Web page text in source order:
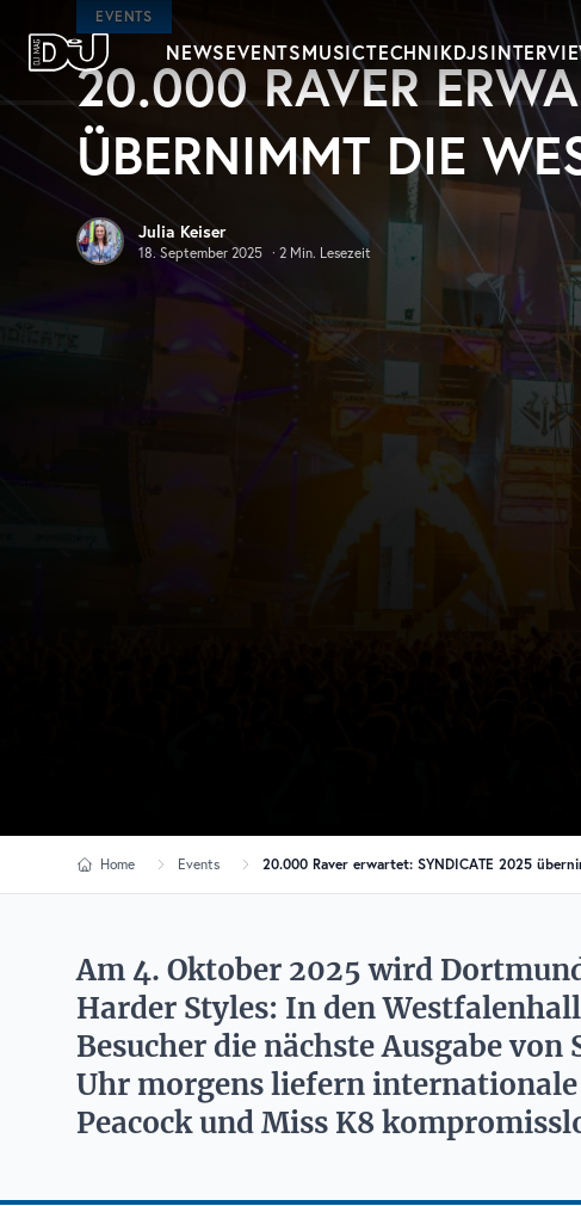
Zum Hauptinhalt springen
DJ Mag Germany
NEWSEVENTSMUSICTECHNIKDJS
EVENTS
20.000 RAVER
ÜBERNIMMT DIE
Julia Keiser
18. September 2025 · 2 Min. Lesezeit
Home Events 20.000 Raver erwartet: SYNDICATE 2025
Am 4. Oktober 2025 wird
Harder Styles: In den
Besucher die nächste Ausgabe von
Uhr morgens liefern internationale
Peacock und Miss K8